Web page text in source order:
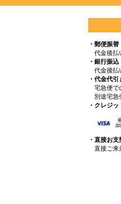
・郵便振替
代金後払
・銀行振込
代金後払
・代金代
宅急便で
別途宅急
・クレジ
・直接お支
直接ご来